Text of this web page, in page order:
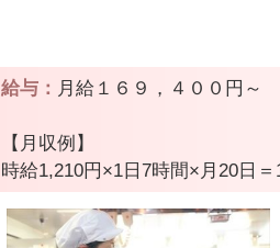
給与： 月給１６９，４００円～
【月収例】
時給1,210円×1日7時間×月20日＝